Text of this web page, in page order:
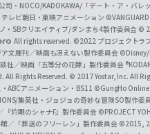
司・NOCO/KADOKAWA/「デート・ア・バレ
レビ朝日・東映アニメーション
・SBクリエイティブ/ダンまち4製作委員会 ©
All rights reserved. ©2022 プロジェクトラ
文庫刊／映画も冴えない製作委員会
社／映画「五等分の花嫁」製作委員会
All Rights Reserved. © 2017 Yostar, Inc. All
ABCアニメーション・BS11 ©GungHo
集英社・ジョジョの奇妙な冒険SO製作委
灼眼のシャナF』製作委員会 ©PROJECT
／「葬送のフリーレン」製作委員会 ©2015,